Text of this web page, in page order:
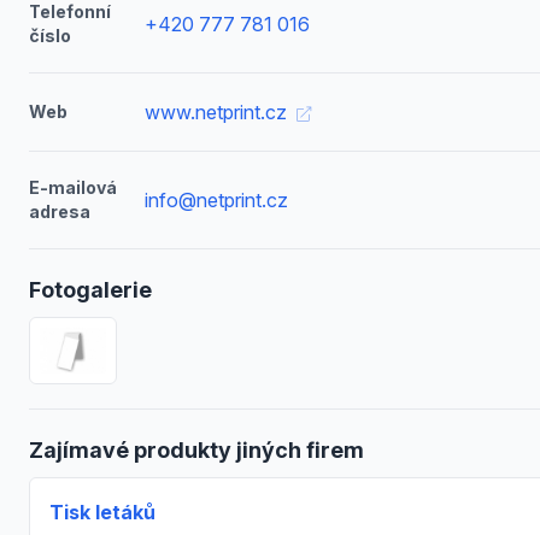
Telefonní
číslo
+420 777 781 016
Web www.netprint.cz
E-mailová
adresa
info@netprint.cz
Fotogalerie
Zajímavé produkty jiných firem
Tisk letáků